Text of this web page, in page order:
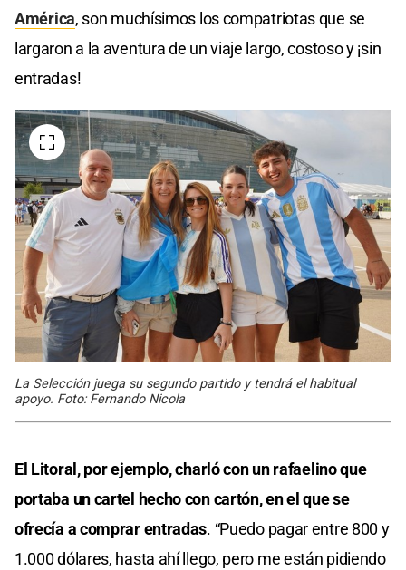
América, son muchísimos los compatriotas que se
largaron a la aventura de un viaje largo, costoso y ¡sin
entradas!
La Selección juega su segundo partido y tendrá el habitual
apoyo. Foto: Fernando Nicola
El Litoral, por ejemplo, charló con un rafaelino que
portaba un cartel hecho con cartón, en el que se
ofrecía a comprar entradas. “Puedo pagar entre 800 y
1.000 dólares, hasta ahí llego, pero me están pidiendo